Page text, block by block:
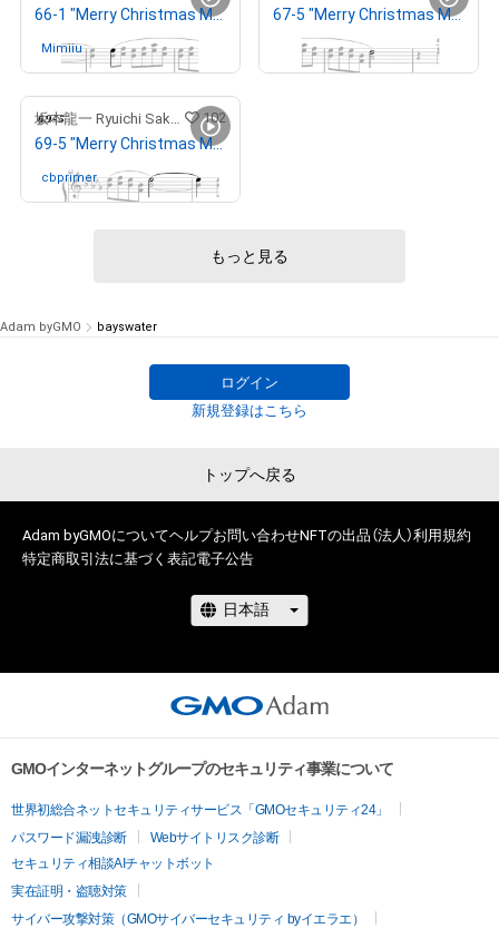
66-1 "Merry Christmas Mr. Lawrence" Ryuichi Sakamoto 坂本 龍一
Mimiiuさんが保有中
67-5 "Merry Christmas Mr. Lawrence" Ryuichi Sakamoto 坂本 龍一
出庫済
坂本龍一 Ryuichi Sakamoto 102
69-5 "Merry Christmas Mr. Lawrence" Ryuichi Sakamoto 坂本 龍一
cbprimerさんが保有中
もっと見る
Adam byGMO bayswater
ログイン
新規登録はこちら
トップへ戻る
Adam byGMOについてヘルプお問い合わせNFTの出品（法人）利用規約
特定商取引法に基づく表記電子公告
GMOインターネットグループのセキュリティ事業について
世界初総合ネットセキュリティサービス「GMOセキュリティ24」
パスワード漏洩診断
Webサイトリスク診断
セキュリティ相談AIチャットボット
実在証明・盗聴対策
サイバー攻撃対策（GMOサイバーセキュリティ byイエラエ）